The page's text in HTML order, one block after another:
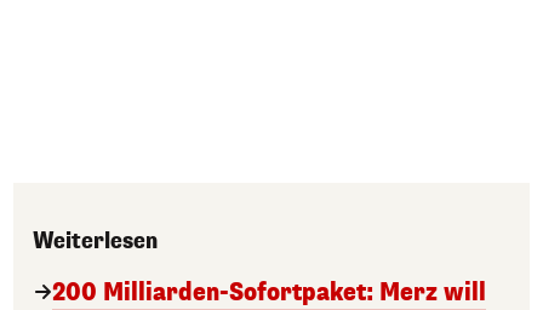
Weiterlesen
200 Milliarden-Sofortpaket: Merz will